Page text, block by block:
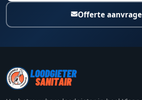
Offerte